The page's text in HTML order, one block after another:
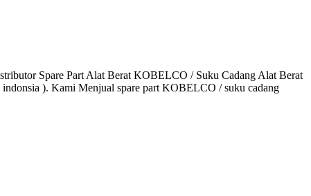
Spare Part Alat Berat KOBELCO / Suku Cadang Alat Berat
). Kami Menjual spare part KOBELCO / suku cadang